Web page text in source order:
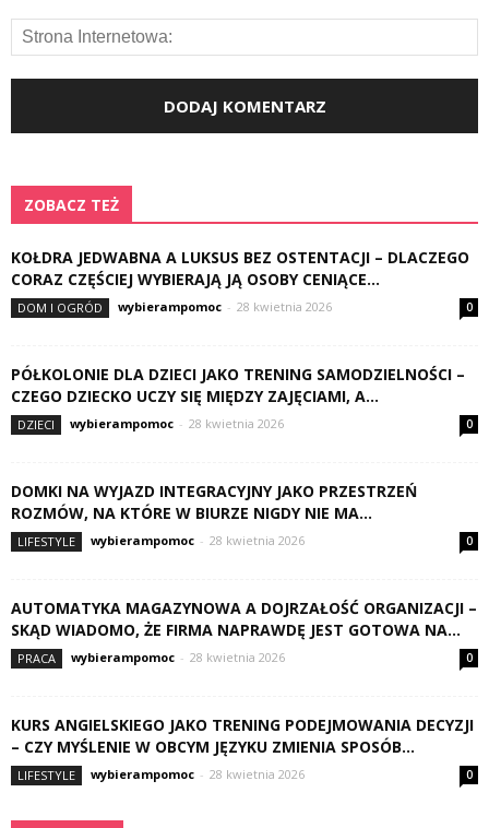
ZOBACZ TEŻ
KOŁDRA JEDWABNA A LUKSUS BEZ OSTENTACJI – DLACZEGO
CORAZ CZĘŚCIEJ WYBIERAJĄ JĄ OSOBY CENIĄCE...
DOM I OGRÓD wybierampomoc - 28 kwietnia 2026 0
PÓŁKOLONIE DLA DZIECI JAKO TRENING SAMODZIELNOŚCI –
CZEGO DZIECKO UCZY SIĘ MIĘDZY ZAJĘCIAMI, A...
DZIECI wybierampomoc - 28 kwietnia 2026 0
DOMKI NA WYJAZD INTEGRACYJNY JAKO PRZESTRZEŃ
ROZMÓW, NA KTÓRE W BIURZE NIGDY NIE MA...
LIFESTYLE wybierampomoc - 28 kwietnia 2026 0
AUTOMATYKA MAGAZYNOWA A DOJRZAŁOŚĆ ORGANIZACJI –
SKĄD WIADOMO, ŻE FIRMA NAPRAWDĘ JEST GOTOWA NA...
PRACA wybierampomoc - 28 kwietnia 2026 0
KURS ANGIELSKIEGO JAKO TRENING PODEJMOWANIA DECYZJI
– CZY MYŚLENIE W OBCYM JĘZYKU ZMIENIA SPOSÓB...
LIFESTYLE wybierampomoc - 28 kwietnia 2026 0